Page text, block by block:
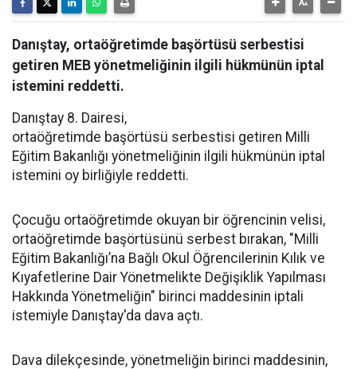
Danıştay, ortaöğretimde başörtüsü serbestisi
getiren MEB yönetmeliğinin ilgili hükmünün iptal
istemini reddetti.
Danıştay 8. Dairesi,
ortaöğretimde başörtüsü serbestisi getiren Milli
Eğitim Bakanlığı yönetmeliğinin ilgili hükmünün iptal
istemini oy birliğiyle reddetti.
Çocuğu ortaöğretimde okuyan bir öğrencinin velisi,
ortaöğretimde başörtüsünü serbest bırakan, "Milli
Eğitim Bakanlığı’na Bağlı Okul Öğrencilerinin Kılık ve
Kıyafetlerine Dair Yönetmelikte Değişiklik Yapılması
Hakkında Yönetmeliğin" birinci maddesinin iptali
istemiyle Danıştay'da dava açtı.
Dava dilekçesinde, yönetmeliğin birinci maddesinin,